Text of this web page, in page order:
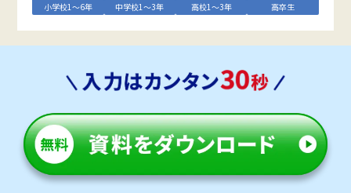
小学校1～6年 中学校1～3年 高校1～3年 高卒生